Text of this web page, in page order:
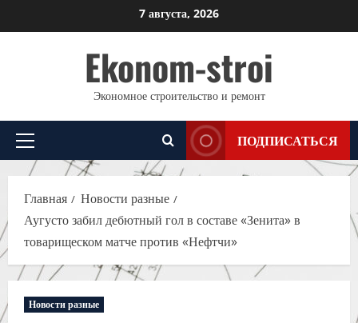
к
7 августа, 2026
Ekonom-stroi
Экономное строительство и ремонт
Основное
меню
ПОДПИСАТЬСЯ
Главная
Новости разные
Аугусто забил дебютный гол в составе «Зенита» в
товарищеском матче против «Нефтчи»
Новости разные